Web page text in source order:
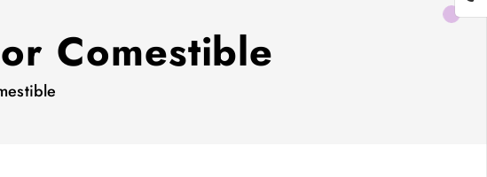
Comestible